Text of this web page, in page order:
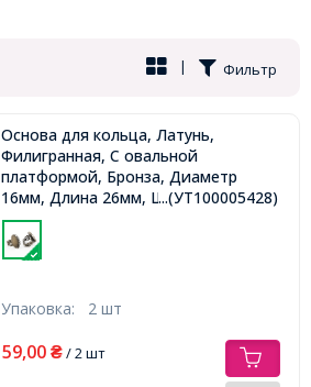
Фильтр
|
Основа для кольца, Латунь,
Филигранная, С овальной
платформой, Бронза, Диаметр
16мм, Длина 26мм, Ширина 22мм,
Размер Основы 25х18мм,
...(УТ100005428)
Упаковка: 2 шт
59,00 ₴/ 2 шт